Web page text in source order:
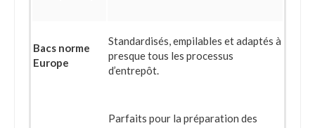
Bacs norme
Europe
Standardisés, empilables et adaptés à
presque tous les processus
d’entrepôt.
Parfaits pour la préparation des